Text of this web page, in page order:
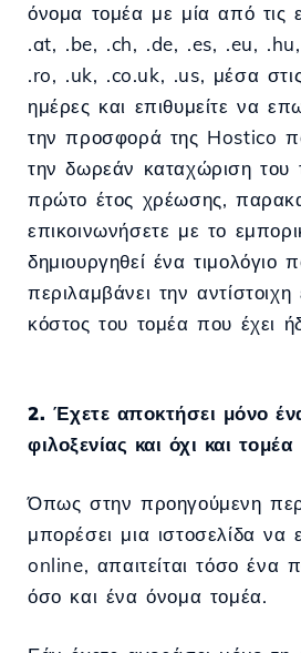
όνομα τομέα με μία από τις
.at, .be, .ch, .de, .es, .eu,
.ro, .uk, .co.uk, .us, μέσα στις
ημέρες και επιθυμείτε να
την προσφορά της Hostico
την δωρεάν καταχώριση του
πρώτο έτος χρέωσης,
επικοινωνήσετε με το
δημιουργηθεί ένα τιμολόγιο
περιλαμβάνει την
κόστος του τομέα που έχει
2. Έχετε αποκτήσει μόνο
φιλοξενίας και όχι και τομέα
Όπως στην προηγούμενη
μπορέσει μια ιστοσελίδα να
online, απαιτείται τόσο ένα
όσο και ένα όνομα τομέα.